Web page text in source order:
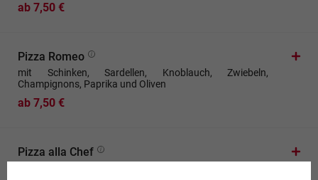
ab 7,50 €
Pizza Romeo
mit Schinken, Sardellen, Knoblauch, Zwiebeln,
Champignons, Paprika und Oliven
ab 7,50 €
Pizza alla Chef